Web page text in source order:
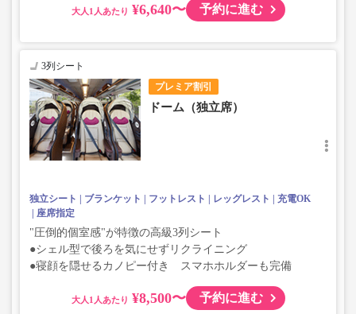
大人 ¥6,640〜 予約に進む
プレミア割引
3列シート
ドーム（独立席）
独立シート ブランケット フットレスト レッグレスト
充電OK
座席指定
"圧倒的個室感"が特徴の高級3列シート
●シェル型で後ろを気にせずリクライニング
●寝顔を隠せるカノピー付き スマホホルダーも完備
大人 ¥8,500〜 予約に進む